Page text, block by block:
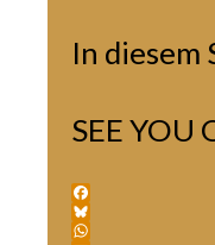
In diesem
SEE YOU
Facebook
Bluesky